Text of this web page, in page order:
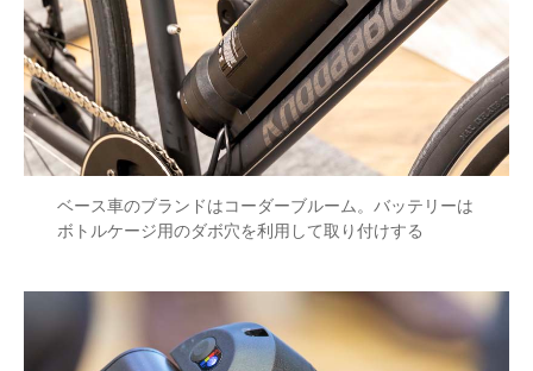
ベース車のブランドはコーダーブルーム。バッテリーは
ボトルケージ用のダボ穴を利用して取り付けする